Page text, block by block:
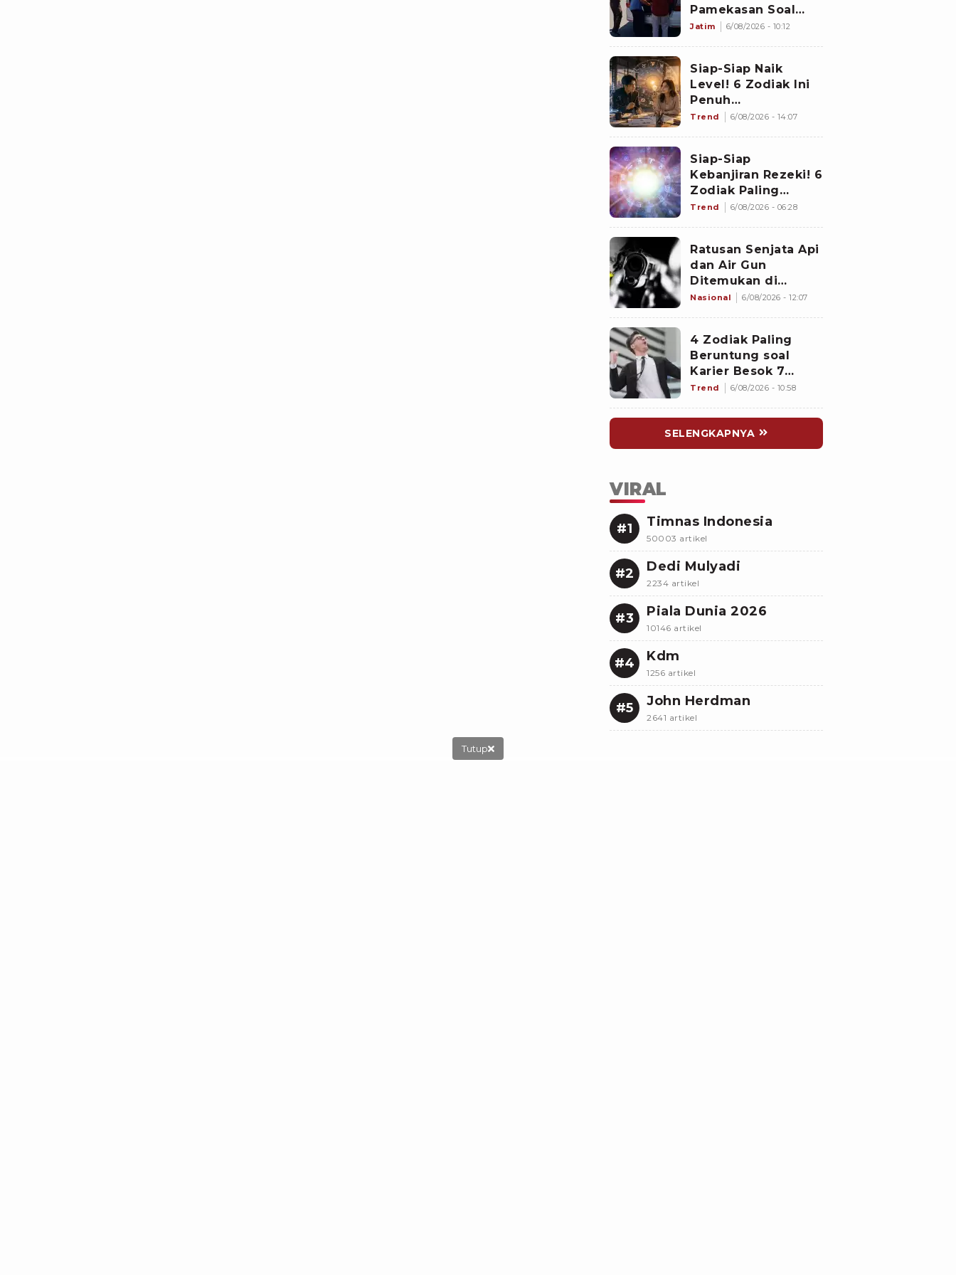
Pamekasan Soal
Dugaan Korupsi
Milliar
Jatim 6/08/2026 - 10:12
Siap-Siap Naik
Level! 6 Zodiak Ini
Penuh
Keberuntungan
Gemini Punya
Senjata Utama
Trend 6/08/2026 - 14:07
Siap-Siap
Kebanjiran Rezeki! 6
Zodiak Paling
Bercuan Deras di 7
Trend 6/08/2026 - 06:28
Ratusan Senjata Api
dan Air Gun
Ditemukan di
Sekolah Swasta
Nasional 6/08/2026 - 12:07
4 Zodiak Paling
Beruntung soal
Karier Besok 7
Agustus 2026:
Hasil, Aquarius
Mencuri Perhatian
Atasan
Trend 6/08/2026 - 10:58
SELENGKAPNYA
VIRAL
#1 Timnas Indonesia
50003 artikel
#2 Dedi Mulyadi
2234 artikel
#3 Piala Dunia 2026
10146 artikel
#4 Kdm
1256 artikel
#5 John Herdman
2641 artikel
Tutup